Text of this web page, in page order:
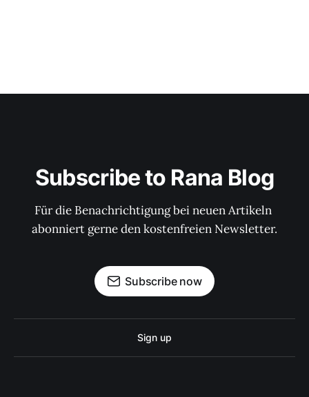
Subscribe to Rana Blog
Für die Benachrichtigung bei neuen Artikeln
abonniert gerne den kostenfreien Newsletter.
Subscribe now
Sign up